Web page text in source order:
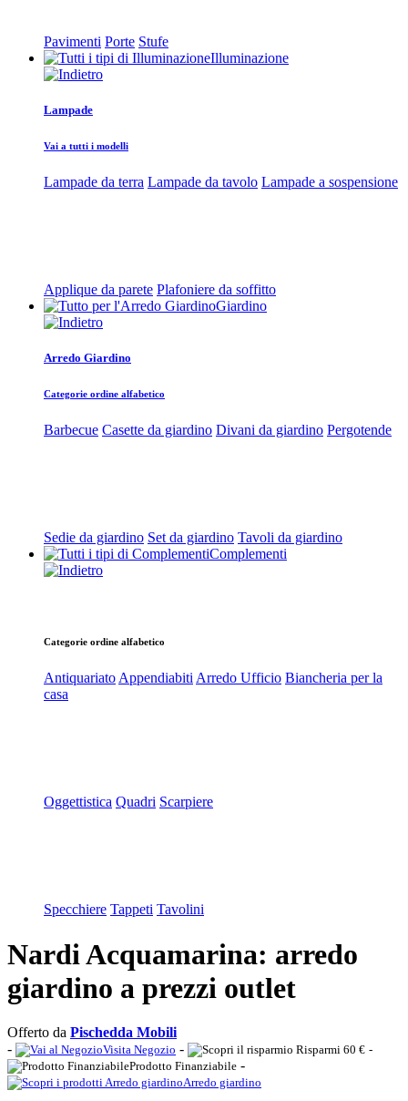
Pavimenti Porte Stufe
Illuminazione
Lampade
Vai a tutti i modelli
Lampade da terra Lampade da tavolo Lampade a sospensione
Applique da parete Plafoniere da soffitto
Giardino
Arredo Giardino
Categorie ordine alfabetico
Barbecue Casette da giardino Divani da giardino Pergotende
Sedie da giardino Set da giardino Tavoli da giardino
Complementi
Categorie ordine alfabetico
Antiquariato Appendiabiti Arredo Ufficio Biancheria per la
casa
Oggettistica Quadri Scarpiere
Specchiere Tappeti Tavolini
Nardi Acquamarina: arredo
giardino a prezzi outlet
Offerto da Pischedda Mobili
-
Visita Negozio - Risparmi 60 € -
Prodotto Finanziabile -
Arredo giardino